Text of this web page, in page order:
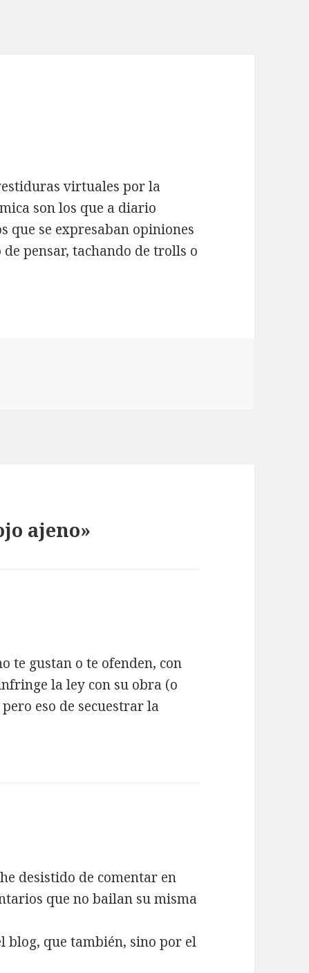
virtuales por la
son los que a diario
que se expresaban opiniones
pensar, tachando de trolls o
ajeno»
te gustan o te ofenden, con
la ley con su obra (o
eso de secuestrar la
desistido de comentar en
que no bailan su misma
blog, que también, sino por el